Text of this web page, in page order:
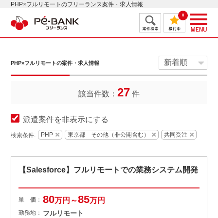
PHP×フルリモートのフリーランス案件・求人情報
0
PHP×フルリモートの案件・求人情報
該当件数： 27 件
派遣案件を非表示にする
検索条件: PHP 東京都 その他（非公開含む） 共同受注
【Salesforce】フルリモートでの業務システム開発
単 価： 80万円～85万円
勤務地： フルリモート